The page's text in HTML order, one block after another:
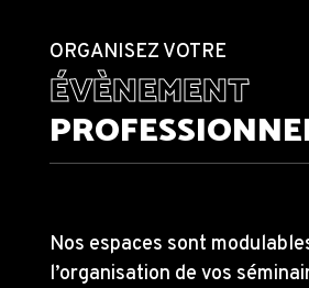
ORGANISEZ VOTRE
ÉVÈNEMENT
Nos espaces sont
l’organisation de vos